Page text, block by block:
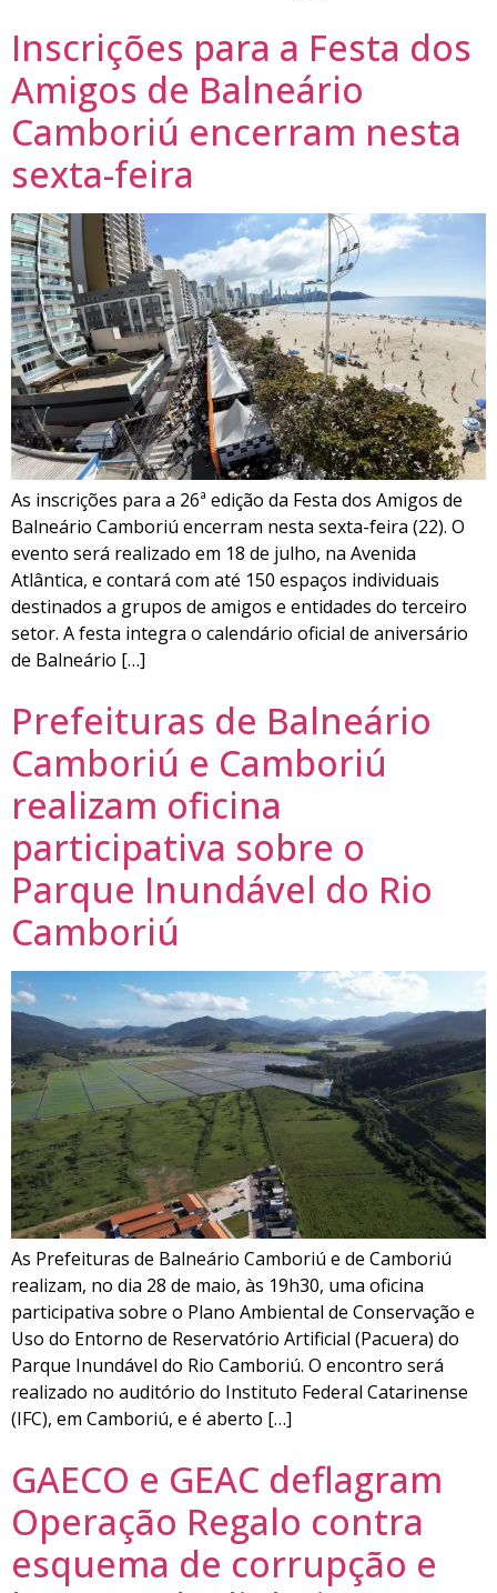
Inscrições para a Festa dos
Amigos de Balneário
Camboriú encerram nesta
sexta-feira
As inscrições para a 26ª edição da Festa dos Amigos de
Balneário Camboriú encerram nesta sexta-feira (22). O
evento será realizado em 18 de julho, na Avenida
Atlântica, e contará com até 150 espaços individuais
destinados a grupos de amigos e entidades do terceiro
setor. A festa integra o calendário oficial de aniversário
de Balneário […]
Prefeituras de Balneário
Camboriú e Camboriú
realizam oficina
participativa sobre o
Parque Inundável do Rio
Camboriú
As Prefeituras de Balneário Camboriú e de Camboriú
realizam, no dia 28 de maio, às 19h30, uma oficina
participativa sobre o Plano Ambiental de Conservação e
Uso do Entorno de Reservatório Artificial (Pacuera) do
Parque Inundável do Rio Camboriú. O encontro será
realizado no auditório do Instituto Federal Catarinense
(IFC), em Camboriú, e é aberto […]
GAECO e GEAC deflagram
Operação Regalo contra
esquema de corrupção e